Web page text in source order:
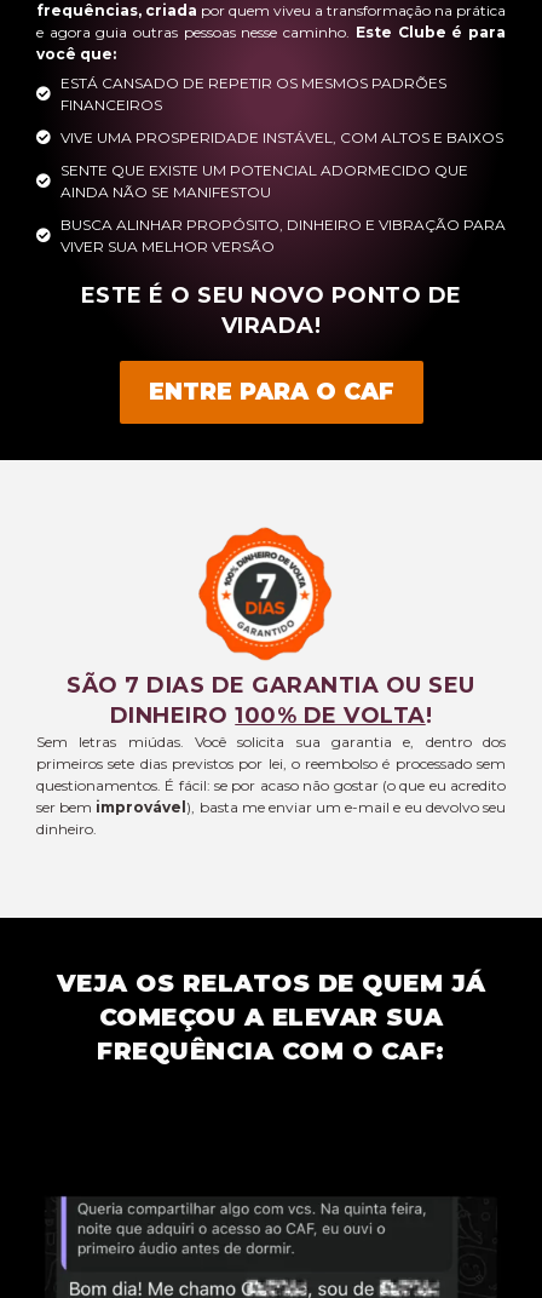
frequências, criada por quem viveu a transformação na prática
e agora guia outras pessoas nesse caminho. Este Clube é para
você que:
ESTÁ CANSADO DE REPETIR OS MESMOS PADRÕES
FINANCEIROS
VIVE UMA PROSPERIDADE INSTÁVEL, COM ALTOS E BAIXOS
SENTE QUE EXISTE UM POTENCIAL ADORMECIDO QUE
AINDA NÃO SE MANIFESTOU
BUSCA ALINHAR PROPÓSITO, DINHEIRO E VIBRAÇÃO PARA
VIVER SUA MELHOR VERSÃO
ESTE É O SEU NOVO PONTO DE
VIRADA!
ENTRE PARA O CAF
SÃO 7 DIAS DE GARANTIA OU SEU
DINHEIRO100% DE VOLTA!
Sem letras miúdas. Você solicita sua garantia e, dentro dos
primeiros sete dias previstos por lei, o reembolso é processado sem
questionamentos. É fácil: se por acaso não gostar (o que eu acredito
ser bem improvável ), basta me enviar um e-mail e eu devolvo seu
dinheiro.
VEJA OS RELATOS DE QUEM JÁ
COMEÇOU A ELEVAR SUA
FREQUÊNCIA COM O CAF: